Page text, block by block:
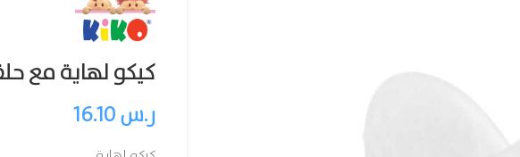
كيكو لهاية مع
ر.س